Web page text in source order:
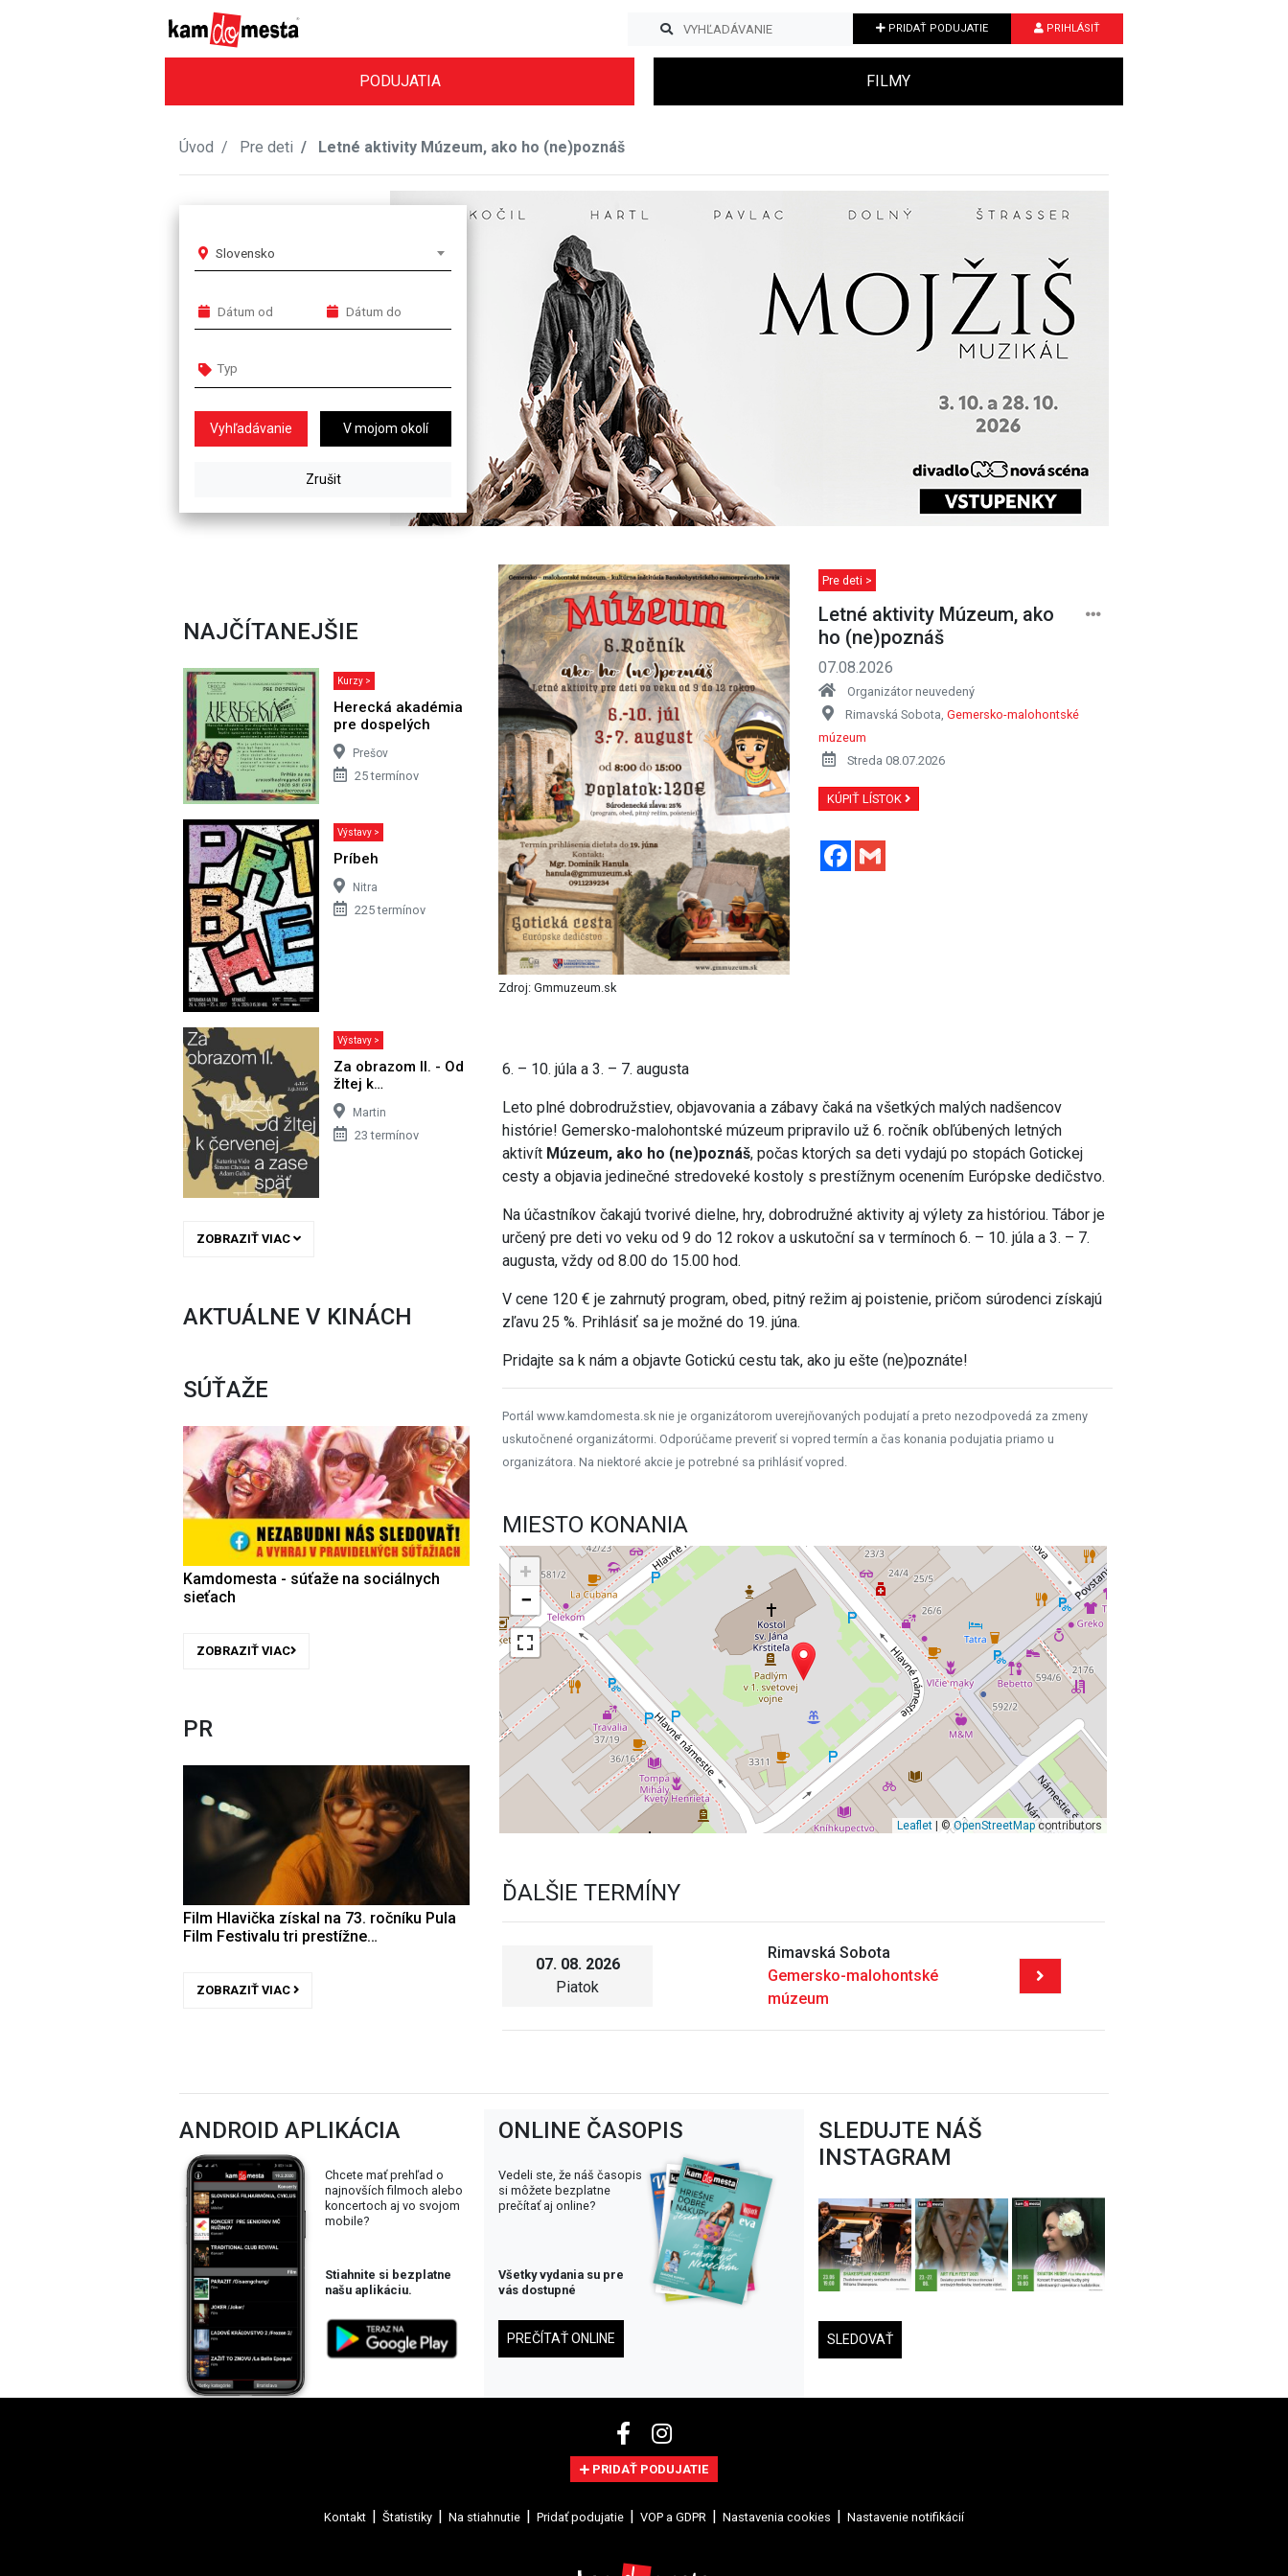
PRIDAŤ PODUJATIE PRIHLÁSIŤ
PODUJATIA FILMY
Úvod Pre deti Letné aktivity Múzeum, ako ho (ne)poznáš
Slovensko
V mojom okolí
NAJČÍTANEJŠIE
Kurzy >
Herecká akadémia
pre dospelých
Prešov
25 termínov
Výstavy >
Príbeh
Nitra
225 termínov
Výstavy >
Za obrazom II. - Od
žltej k…
Martin
23 termínov
ZOBRAZIŤ VIAC
AKTUÁLNE V KINÁCH
SÚŤAŽE
Kamdomesta - súťaže na sociálnych
sieťach
ZOBRAZIŤ VIAC
PR
Film Hlavička získal na 73. ročníku Pula
Film Festivalu tri prestížne…
ZOBRAZIŤ VIAC
Zdroj: Gmmuzeum.sk
Pre deti >
Letné aktivity Múzeum, ako
ho (ne)poznáš
07.08.2026
Organizátor neuvedený
Rimavská Sobota, Gemersko-malohontské
múzeum
Streda 08.07.2026
KÚPIŤ LÍSTOK
Facebook
6. – 10. júla a 3. – 7. augusta
Leto plné dobrodružstiev, objavovania a zábavy čaká na všetkých malých nadšencov
histórie! Gemersko-malohontské múzeum pripravilo už 6. ročník obľúbených letných
aktivít Múzeum, ako ho (ne)poznáš, počas ktorých sa deti vydajú po stopách Gotickej
cesty a objavia jedinečné stredoveké kostoly s prestížnym ocenením Európske dedičstvo.
Na účastníkov čakajú tvorivé dielne, hry, dobrodružné aktivity aj výlety za históriou. Tábor je
určený pre deti vo veku od 9 do 12 rokov a uskutoční sa v termínoch 6. – 10. júla a 3. – 7.
augusta, vždy od 8.00 do 15.00 hod.
V cene 120 € je zahrnutý program, obed, pitný režim aj poistenie, pričom súrodenci získajú
zľavu 25 %. Prihlásiť sa je možné do 19. júna.
Pridajte sa k nám a objavte Gotickú cestu tak, ako ju ešte (ne)poznáte!
Portál www.kamdomesta.sk nie je organizátorom uverejňovaných podujatí a preto nezodpovedá za zmeny
uskutočnené organizátormi. Odporúčame preveriť si vopred termín a čas konania podujatia priamo u
organizátora. Na niektoré akcie je potrebné sa prihlásiť vopred.
MIESTO KONANIA
+
−
Leaflet| ©OpenStreetMapcontributors
ĎALŠIE TERMÍNY
07. 08. 2026
Piatok
Rimavská Sobota
Gemersko-malohontské
múzeum
ANDROID APLIKÁCIA
Chcete mať prehľad o
najnovších filmoch alebo
koncertoch aj vo svojom
mobile?
Stiahnite si bezplatne
našu aplikáciu.
ONLINE ČASOPIS
Vedeli ste, že náš časopis
si môžete bezplatne
prečítať aj online?
Všetky vydania su pre
vás dostupné
PREČÍTAŤ ONLINE
SLEDUJTE NÁŠ
INSTAGRAM
SLEDOVAŤ
PRIDAŤ PODUJATIE
Kontakt Štatistiky Na stiahnutie Pridať podujatie VOP a GDPR Nastavenia cookies Nastavenie notifikácií